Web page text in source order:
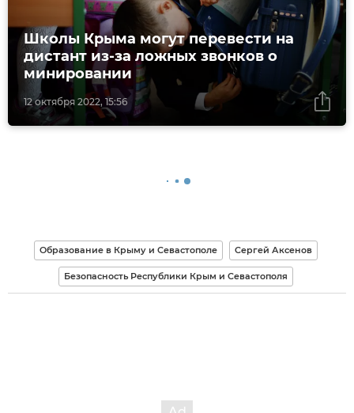
12 октября 2022, 15:56
Школы Крыма могут перевести на
дистант из-за ложных звонков о
минировании
Образование в Крыму и Севастополе Сергей Аксенов
Безопасность Республики Крым и Севастополя